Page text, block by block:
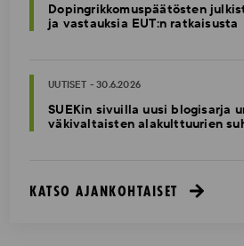
Dopingrikkomuspäätösten
ja vastauksia EUT:n ratkaisusta
UUTISET - 30.6.2026
SUEKin sivuilla uusi blogisarja
väkivaltaisten alakulttuurien
KATSO AJANKOHTAISET